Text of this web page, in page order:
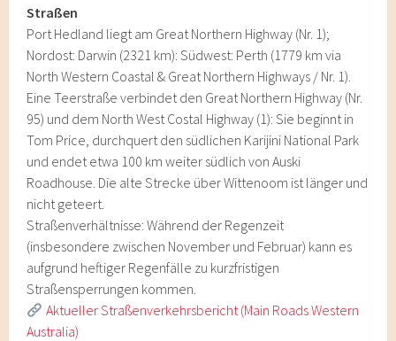
Straßen
Port Hedland liegt am Great Northern Highway (Nr. 1);
Nordost: Darwin (2321 km): Südwest: Perth (1779 km via
North Western Coastal & Great Northern Highways / Nr. 1).
Eine Teerstraße verbindet den Great Northern Highway (Nr.
95) und dem North West Costal Highway (1): Sie beginnt in
Tom Price, durchquert den südlichen Karijini National Park
und endet etwa 100 km weiter südlich von Auski
Roadhouse. Die alte Strecke über Wittenoom ist länger und
nicht geteert.
Straßenverhältnisse: Während der Regenzeit
(insbesondere zwischen November und Februar) kann es
aufgrund heftiger Regenfälle zu kurzfristigen
Straßensperrungen kommen.
Aktueller Straßenverkehrsbericht (Main Roads Western
Australia)